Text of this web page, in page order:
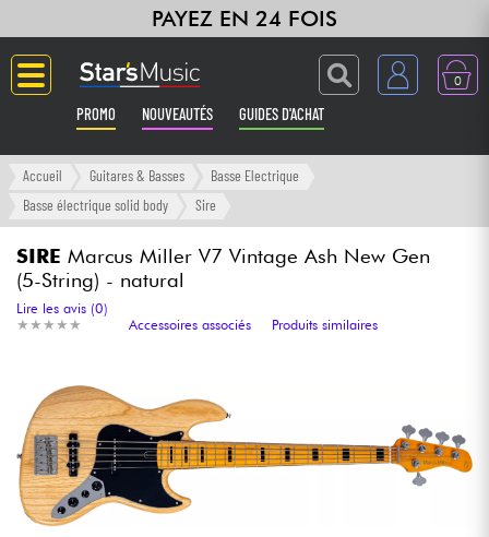
PAYEZ EN 24 FOIS
0
PROMO NOUVEAUTÉS GUIDES D'ACHAT
Langue
Amplis & Effets
Synthés & Sampleurs
Home Studio
Casques
Accueil Guitares & Basses
Basse Electrique
Basse électrique solid body
Sire
SIRE Marcus Miller V7 Vintage Ash New Gen
(5-String) - natural
★ ★ ★ ★ ★
★ ★ ★ ★ ★
Lire les avis (0)
Accessoires associés
Produits similaires